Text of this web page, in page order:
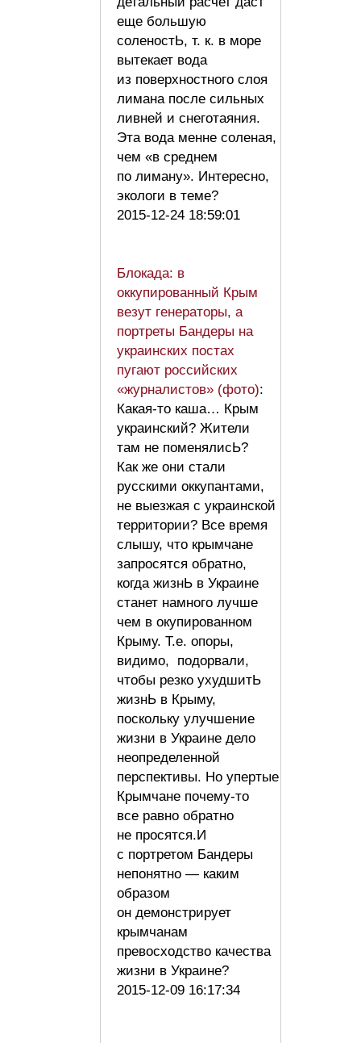
еще большую
соленостЬ, т. к. в море
вытекает вода
из поверхностного слоя
лимана после сильных
ливней и снеготаяния.
Эта вода менне соленая,
чем «в среднем
по лиману». Интересно,
экологи в теме?
2015-12-24 18:59:01
Блокада: в
оккупированный Крым
везут генераторы, а
портреты Бандеры на
украинских постах
пугают российских
«журналистов» (фото):
Какая-то каша… Крым
украинский? Жители
там не поменялисЬ?
Как же они стали
русскими оккупантами,
не выезжая с украинской
территории? Все время
слышу, что крымчане
запросятся обратно,
когда жизнЬ в Украине
станет намного лучше
чем в окупированном
Крыму. Т.е. опоры,
видимо, подорвали,
чтобы резко ухудшитЬ
жизнЬ в Крыму,
поскольку улучшение
жизни в Украине дело
неопределенной
перспективы. Но упертые
Крымчане почему-то
все равно обратно
не просятся.И
с портретом Бандеры
непонятно — каким
образом
он демонстрирует
крымчанам
превосходство качества
жизни в Украине?
2015-12-09 16:17:34